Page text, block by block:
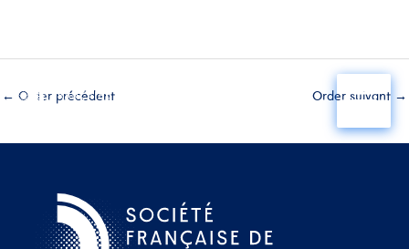
← Order précédent Order suivant →